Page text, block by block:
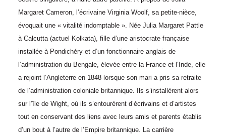
Margaret Cameron, l’écrivaine Virginia Woolf, sa petite-nièce,
évoquait une « vitalité indomptable ». Née Julia Margaret Pattle
à Calcutta (actuel Kolkata), fille d’une aristocrate française
installée à Pondichéry et d’un fonctionnaire anglais de
l’administration du Bengale, élevée entre la France et l’Inde, elle
a rejoint l’Angleterre en 1848 lorsque son mari a pris sa retraite
de l’administration coloniale britannique. Ils s’installèrent alors
sur l’île de Wight, où ils s’entourèrent d’écrivains et d’artistes
tout en conservant des liens avec leurs amis et parents établis
d’un bout à l’autre de l’Empire britannique. La carrière